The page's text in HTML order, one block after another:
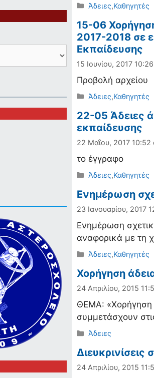
Κατηγορίες
Άδειες,Καθηγητές
15-06
2017-2018 σε
Εκπαίδευσης
15 Ιουνίου, 2017 10:26
Προβολή αρχείου
Κατηγορίες
Άδειες,Καθηγητές
22-05 Άδειες
εκπαίδευσης
22 Μαΐου, 2017 10:52
το έγγραφο
Κατηγορίες
Άδειες,Καθηγητές
Ενημέρωση
23 Ιανουαρίου, 2017
Ενημέρωση
αναφορικά με τη
Κατηγορίες
Άδειες,Καθηγητές
Χορήγηση
24 Απριλίου, 2015
ΘΕΜΑ: «Χορήγηση
συμμετάσχουν
Κατηγορίες
Άδειες
24 Απριλίου, 2015